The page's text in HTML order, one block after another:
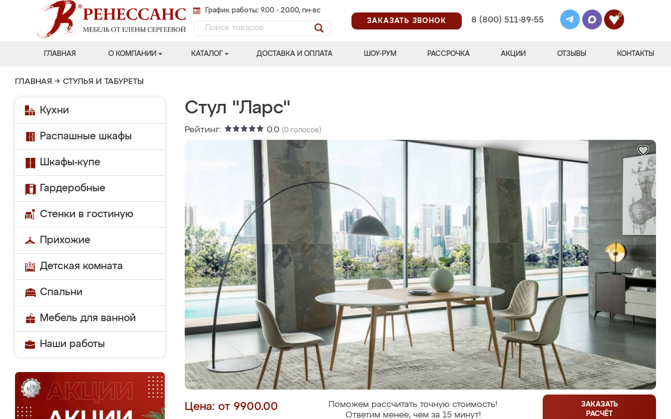
График работы: 9.00 - 20.00, пн-вс
ЗАКАЗАТЬ ЗВОНОК
8 (800) 511-89-55
0
ГЛАВНАЯ О КОМПАНИИ КАТАЛОГ ДОСТАВКА И ОПЛАТА ШОУ-РУМ РАССРОЧКА АКЦИИ ОТЗЫВЫ КОНТАКТЫ
ГЛАВНАЯ → СТУЛЬЯ И ТАБУРЕТЫ
Кухни
Распашные шкафы
Шкафы-купе
Гардеробные
Стенки в гостиную
Прихожие
Детская комната
Спальни
Мебель для ванной
Наши работы
Стул "Ларс"
Рейтинг: 0.0 (0 голосов)
Цена: от 9900.00
Поможем рассчитать точную стоимость!
Ответим менее, чем за 15 минут!
ЗАКАЗАТЬ
РАСЧЁТ